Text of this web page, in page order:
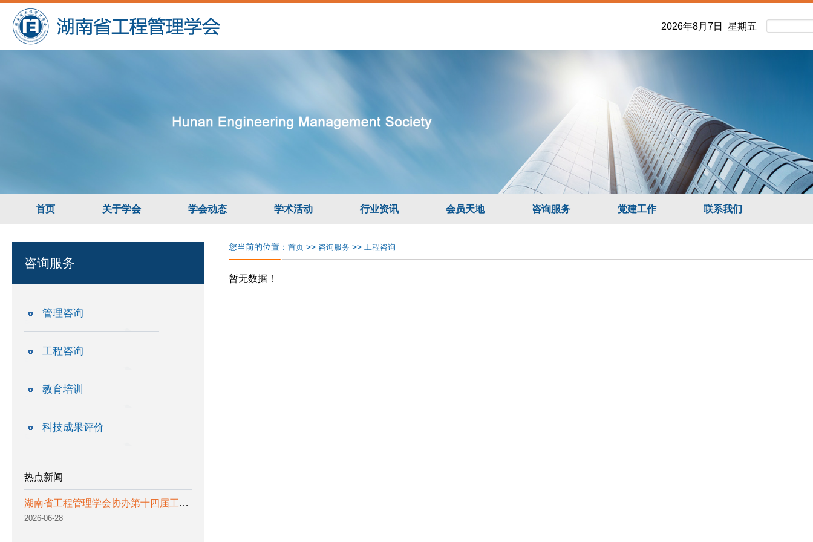
2026年8月7日 星期五
首页 关于学会 学会动态 学术活动 行业资讯 会员天地 咨询服务 党建工作 联系我们
咨询服务
管理咨询
工程咨询
教育培训
科技成果评价
热点新闻
湖南省工程管理学会协办第十四届工程管理国际学术研讨会 暨2026北京工程管理科学高端论坛
2026-06-28
您当前的位置： 首页>> 咨询服务>> 工程咨询
暂无数据！